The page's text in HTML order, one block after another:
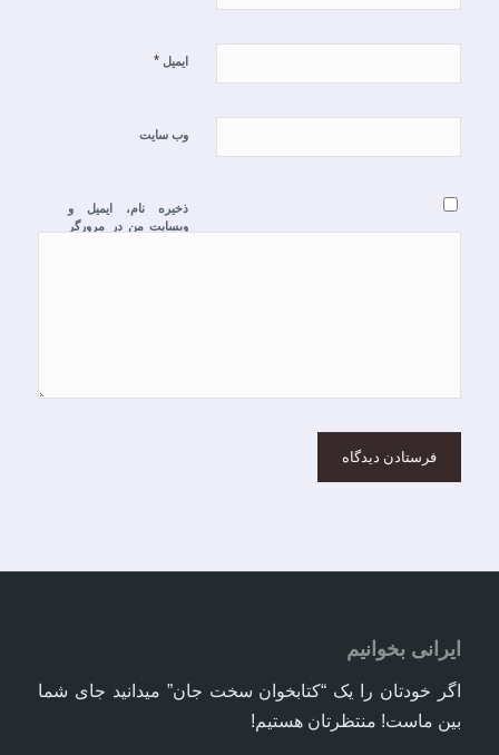
ایمیل *
وب‌ سایت
ذخیره نام، ایمیل و
وبسایت من در مرورگر
ایرانی بخوانیم
اگر خودتان را یک “کتابخوان سخت جان” میدانید جای شما
بین ماست! منتظرتان هستیم!